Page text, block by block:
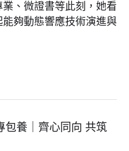
、微證書等此刻，她看
夠動態響應技術演進與
包養｜齊心同向 共筑